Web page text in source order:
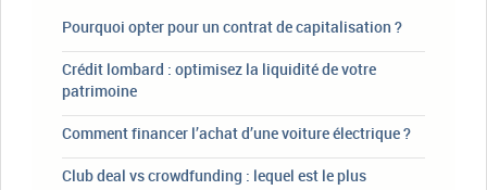
Pourquoi opter pour un contrat de capitalisation ?
Crédit lombard : optimisez la liquidité de votre
patrimoine
Comment financer l’achat d’une voiture électrique ?
Club deal vs crowdfunding : lequel est le plus